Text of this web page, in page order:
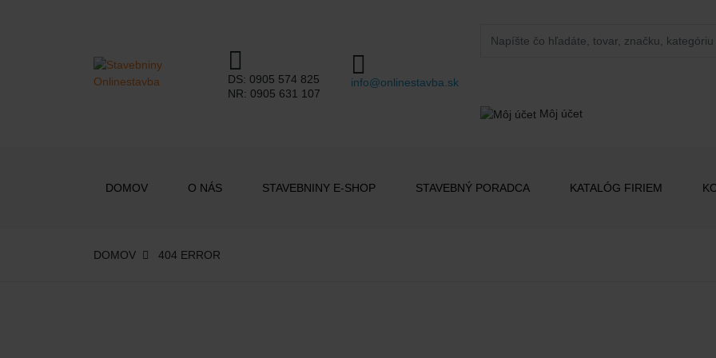
DS:0905 574 825
NR:0905 631 107
info@onlinestavba.sk
Môj účet
DOMOV O NÁS STAVEBNINY E-SHOP STAVEBNÝ PORADCA KATALÓG FIRIEM
DOMOV 404 ERROR